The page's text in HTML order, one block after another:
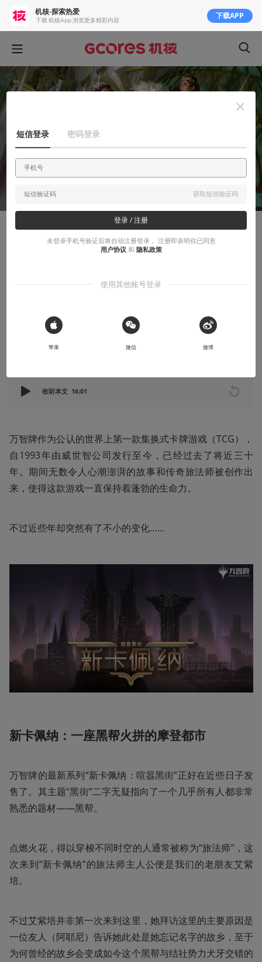
从“复仇者联盟”到赛博朋克和黑帮，为什么
万智牌这几年变化这么大？
静电森林
收听本文 16:01
万智牌作为公认的世界上第一款集换式卡牌游戏（TCG），
自1993年由威世智公司发行至今，已经过去了将近三十
年。期间无数令人心潮澎湃的故事和传奇旅法师被创作出
来，使得这款游戏一直保持着蓬勃的生命力。
不过近些年却突然有了不小的变化……
新卡佩纳：一座黑帮火拼的摩登都市
万智牌的最新系列“新卡佩纳：喧嚣黑街”正好在近些日子发
售了。其主题“黑街”二字无疑指向了一个几乎所有人都非常
熟悉的题材——黑帮。
点燃火花，得以穿梭不同时空的人通常被称为“旅法师”，这
次来到“新卡佩纳”的旅法师主人公便是我们的老朋友艾紫
培。
不过艾紫培并非第一次来到这里，她拜访这里的主要原因是
一位友人（阿耶尼）告诉她此处是她忘记名字的故乡，至于
为何曾经的故乡会变成如今这个黑帮与结社势力犬牙交错的
机核-探索热爱
下载 机核App 浏览更多精彩内容 下载APP
短信登录 密码登录
获取短信验证码
登录 / 注册
未登录手机号验证后将自动注册登录， 注册即表明你已同意
用户协议 和 隐私政策
使用其他账号登录
 Sign in with Apple
苹果 微信 微博